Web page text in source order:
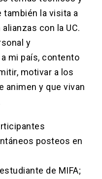
también la visita a
con la UC.
y
mi país, contento
motivar a los
y que vivan
posteos en
de MIFA;